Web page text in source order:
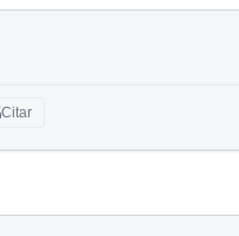
Citar